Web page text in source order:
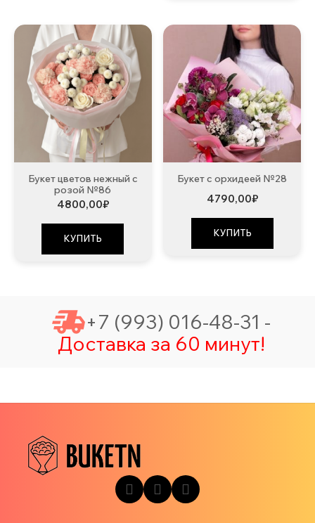
Букет цветов нежный с
розой №86
4800,00₽
КУПИТЬ
Букет с орхидеей №28
4790,00₽
КУПИТЬ
+7 (993) 016-48-31 -
Доставка за 60 минут!